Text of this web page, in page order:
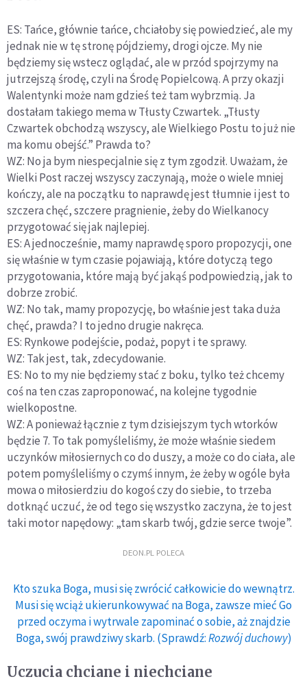
ES: Tańce, głównie tańce, chciałoby się powiedzieć, ale my
jednak nie w tę stronę pójdziemy, drogi ojcze. My nie
będziemy się wstecz oglądać, ale w przód spojrzymy na
jutrzejszą środę, czyli na Środę Popielcową. A przy okazji
Walentynki może nam gdzieś też tam wybrzmią. Ja
dostałam takiego mema w Tłusty Czwartek. „Tłusty
Czwartek obchodzą wszyscy, ale Wielkiego Postu to już nie
ma komu obejść.” Prawda to?
WZ: No ja bym niespecjalnie się z tym zgodził. Uważam, że
Wielki Post raczej wszyscy zaczynają, może o wiele mniej
kończy, ale na początku to naprawdę jest tłumnie i jest to
szczera chęć, szczere pragnienie, żeby do Wielkanocy
przygotować się jak najlepiej.
ES: A jednocześnie, mamy naprawdę sporo propozycji, one
się właśnie w tym czasie pojawiają, które dotyczą tego
przygotowania, które mają być jakąś podpowiedzią, jak to
dobrze zrobić.
WZ: No tak, mamy propozycję, bo właśnie jest taka duża
chęć, prawda? I to jedno drugie nakręca.
ES: Rynkowe podejście, podaż, popyt i te sprawy.
WZ: Tak jest, tak, zdecydowanie.
ES: No to my nie będziemy stać z boku, tylko też chcemy
coś na ten czas zaproponować, na kolejne tygodnie
wielkopostne.
WZ: A ponieważ łącznie z tym dzisiejszym tych wtorków
będzie 7. To tak pomyśleliśmy, że może właśnie siedem
uczynków miłosiernych co do duszy, a może co do ciała, ale
potem pomyśleliśmy o czymś innym, że żeby w ogóle była
mowa o miłosierdziu do kogoś czy do siebie, to trzeba
dotknąć uczuć, że od tego się wszystko zaczyna, że to jest
taki motor napędowy: „tam skarb twój, gdzie serce twoje”.
DEON.PL POLECA
Kto szuka Boga, musi się zwrócić całkowicie do wewnątrz.
Musi się wciąż ukierunkowywać na Boga, zawsze mieć Go
przed oczyma i wytrwale zapominać o sobie, aż znajdzie
Boga, swój prawdziwy skarb. (Sprawdź:Rozwój duchowy)
Uczucia chciane i niechciane